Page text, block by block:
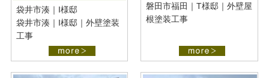
袋井市湊｜I様邸
袋井市湊｜I様邸｜外壁塗装
工事
磐田市福田｜T様邸｜外壁屋
根塗装工事